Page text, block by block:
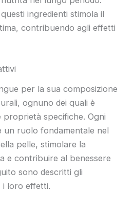
ingredienti stimola il
contribuendo agli effetti
per la sua composizione
ognuno dei quali è
proprietà specifiche. Ogni
ruolo fondamentale nel
pelle, stimolare la
e contribuire al benessere
sono descritti gli
i loro effetti.